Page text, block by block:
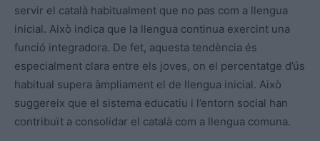
servir el català habitualment que no pas com a llengua
inicial. Això indica que la llengua continua exercint una
funció integradora. De fet, aquesta tendència és
especialment clara entre els joves, on el percentatge d’ús
habitual supera àmpliament el de llengua inicial. Això
suggereix que el sistema educatiu i l’entorn social han
contribuït a consolidar el català com a llengua comuna.